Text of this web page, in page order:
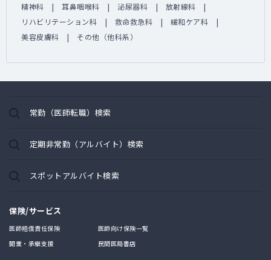
精神科
耳鼻咽喉科 泌尿器科
放射線科
リハビリテーション科
救命救急科
緩和ケア科
美容皮膚科
その他（他科系）
常勤（医師転職）検索
定期非常勤（アルバイト）検索
スポットアルバイト検索
保険/サービス
医師賠償責任保険
医師向け保険一覧
開業・承継支援
民間医局書店